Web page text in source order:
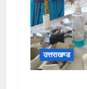
उत्तराखण्ड